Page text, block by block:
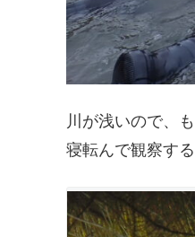
川が浅いので、
寝転んで観察す